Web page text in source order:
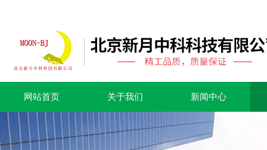
网站首页 关于我们 新闻中心